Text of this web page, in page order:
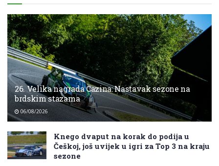
26. Velika nagrada Cazina: Nastavak sezone na
brdskim stazama
06/08/2026
Knego dvaput na korak do podija u
Češkoj, još uvijek u igri za Top 3 na kraju
sezone